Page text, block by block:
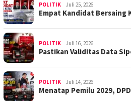
POLITIK Juli 25, 2026
Empat Kandidat Bersaing
POLITIK Juli 16, 2026
Pastikan Validitas Data
POLITIK Juli 14, 2026
Menatap Pemilu 2029,